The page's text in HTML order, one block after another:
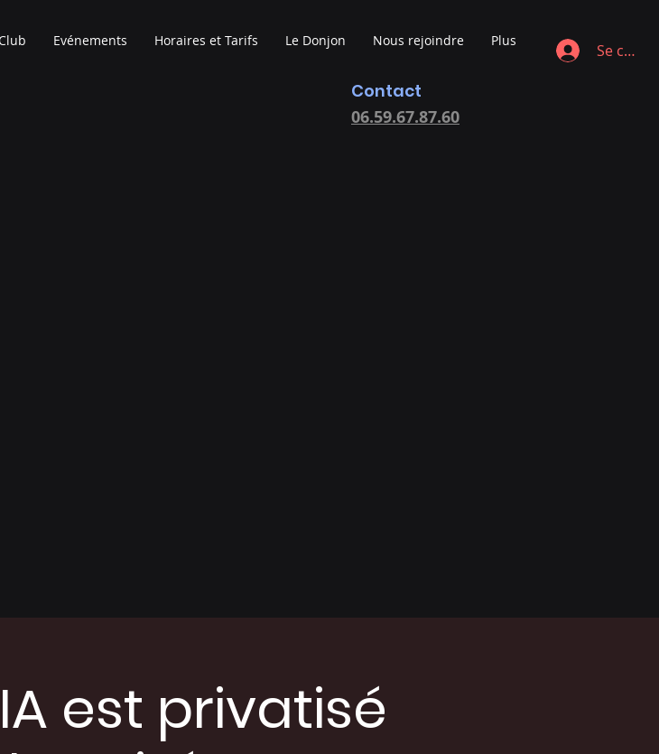
Evénements Horaires et Tarifs Le Donjon Nous rejoindre Plus
Se
Contact
06.59.67.87.60
est privatisé